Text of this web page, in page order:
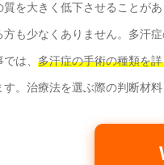
を大きく低下させることが
も少なくありません。多汗
は、 多汗症の手術の種類を
す。治療法を選ぶ際の判断材